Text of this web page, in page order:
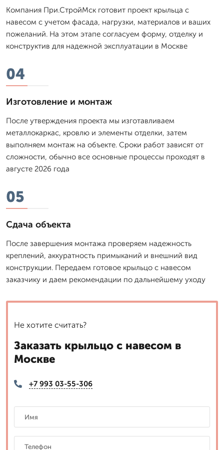
Компания При.СтройМск готовит проект крыльца с
навесом с учетом фасада, нагрузки, материалов и ваших
пожеланий. На этом этапе согласуем форму, отделку и
конструктив для надежной эксплуатации в Москве
04
Изготовление и монтаж
После утверждения проекта мы изготавливаем
металлокаркас, кровлю и элементы отделки, затем
выполняем монтаж на объекте. Сроки работ зависят от
сложности, обычно все основные процессы проходят в
августе 2026 года
05
Сдача объекта
После завершения монтажа проверяем надежность
креплений, аккуратность примыканий и внешний вид
конструкции. Передаем готовое крыльцо с навесом
заказчику и даем рекомендации по дальнейшему уходу
Не хотите считать?
Заказать крыльцо с навесом в
Москве
+7 993 03-55-306